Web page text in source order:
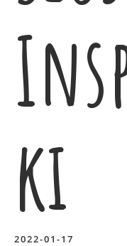
ki
2022-01-17